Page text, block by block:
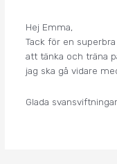
Hej Emma,
Tack för en
att tänka och träna
jag ska gå vidare
Glada